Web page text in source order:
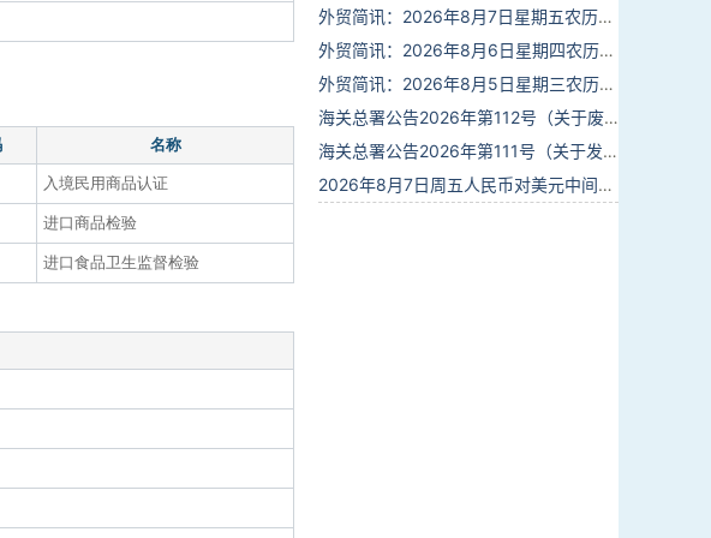
名称
入境民用商品认证
进口商品检验
进口食品卫生监督检验
外贸简讯：2026年8月7日星期五农历六月廿五
外贸简讯：2026年8月6日星期四农历六月廿四
外贸简讯：2026年8月5日星期三农历六月廿三
海关总署公告2026年第112号（关于废止部分卫生检疫类规范性文件的公告）
海关总署公告2026年第111号（关于发布《进出境动植物检疫处理监督管理工作规定》《进出境卫生处理监督管理工作规定》的公告）
2026年8月7日周五人民币对美元中间价报6.7904调贬9个基点